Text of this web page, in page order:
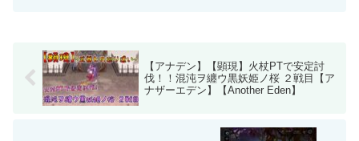
【アナデン】【顕現】火杖PTで安定討
伐！！混沌ヲ纏ウ黒妖姫ノ桜 ２戦目【ア
ナザーエデン】【Another Eden】